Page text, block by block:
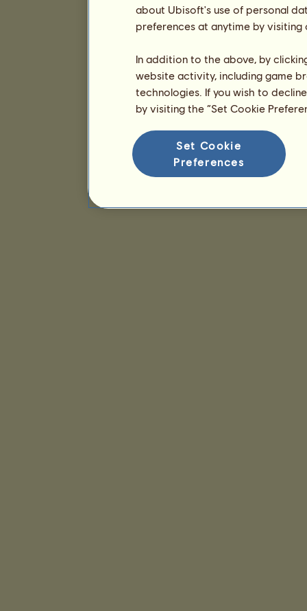
about Ubisoft's use of personal
preferences at anytime by
In addition to the above, by
website activity, including game
technologies. If you wish to
by visiting the “Set Cookie
Set Cookie
Preferences